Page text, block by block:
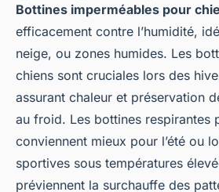
Bottines imperméables pour
efficacement contre l’humidité,
neige, ou zones humides. Les
chiens sont cruciales lors des
assurant chaleur et préservation
au froid. Les bottines respirantes
conviennent mieux pour l’été ou
sportives sous températures
préviennent la surchauffe des